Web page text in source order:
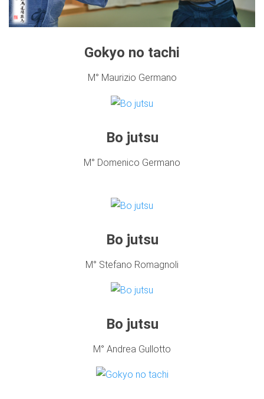
Gokyo no tachi
M° Maurizio Germano
Bo jutsu
M° Domenico Germano
Bo jutsu
M° Stefano Romagnoli
Bo jutsu
M° Andrea Gullotto